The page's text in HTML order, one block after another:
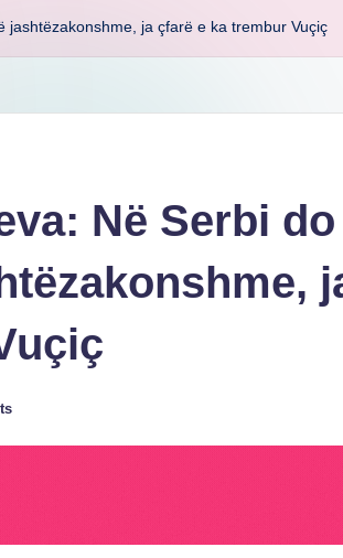
ja çfarë e ka trembur Vuçiç
Në Serbi